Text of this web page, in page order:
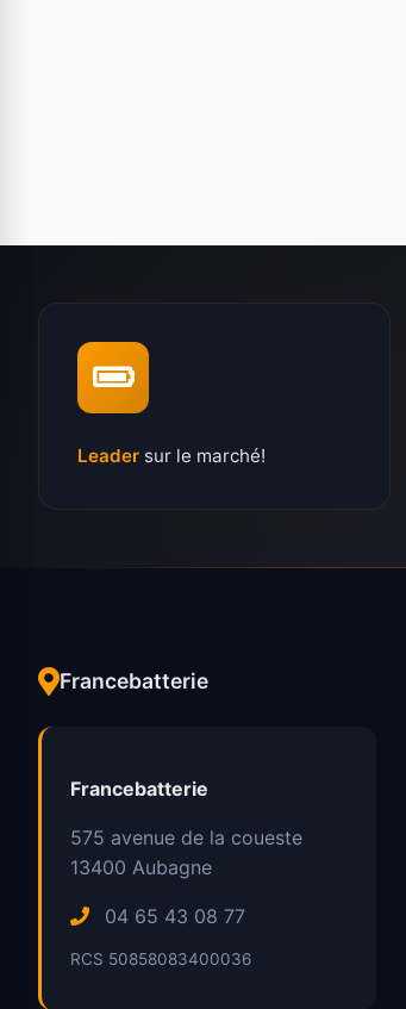
Leader sur le marché!
Francebatterie
Francebatterie
575 avenue de la coueste
13400 Aubagne
04 65 43 08 77
RCS 50858083400036